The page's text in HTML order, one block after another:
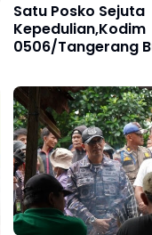
Satu Posko Sejuta
Kepedulian,Kodim
0506/Tangerang
Komunikasi Baru
Kamtibmas‎